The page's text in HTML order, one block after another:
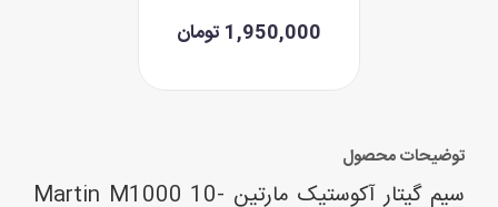
1,950,000 تومان
توضیحات محصول
سیم گیتار آکوستیک مارتین Martin M1000 10-